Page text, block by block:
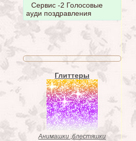
Сервис -2 Голосовые
ауди поздравления
Глиттеры
Анимашки ,блестяшки